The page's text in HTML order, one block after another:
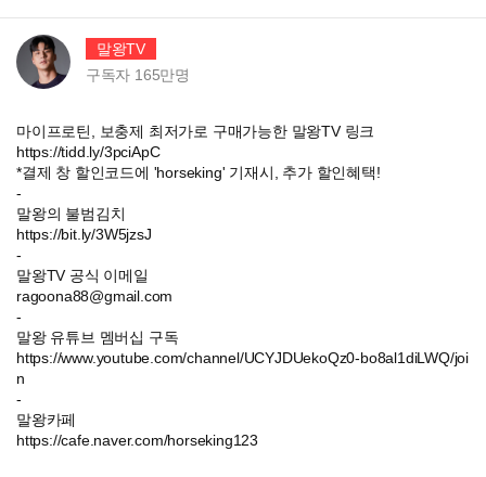
말왕TV
구독자 165만명
마이프로틴, 보충제 최저가로 구매가능한 말왕TV 링크
https://tidd.ly/3pciApC
*결제 창 할인코드에 'horseking' 기재시, 추가 할인혜택!
-
말왕의 불범김치
https://bit.ly/3W5jzsJ
-
말왕TV 공식 이메일
ragoona88@gmail.com
-
말왕 유튜브 멤버십 구독
https://www.youtube.com/channel/UCYJDUekoQz0-bo8al1diLWQ/joi
n
-
말왕카페
https://cafe.naver.com/horseking123